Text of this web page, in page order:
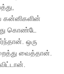
கன்னிகளின்
கொண்டே
ஒரு
வைத்தான்.